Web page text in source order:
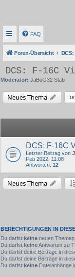
FAQ
Foren-Übersicht
DCS: F-16C
Moderator: JaBoG32 Stab
Neues Thema
DCS: F-16C
Letzter Beitrag von
Feb 2022, 11:08
Antworten: 12
Neues Thema
BERECHTIGUNGEN IN
Du darfst keine neuen
Du darfst keineAntworten zu
Du darfst deine Beiträge in
Du darfst deine Beiträge in
Du darfst keine Dateianhänge